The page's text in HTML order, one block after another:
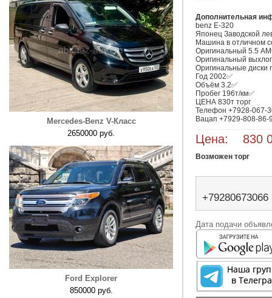
Mercedes-Benz V-Класс
2650000 руб.
Ford Explorer
850000 руб.
Дополнительная
benz E-320
Японец Заводской
Машина в отличном
Оригинальный 5.5
Оригинальный
Оригинальные диски
Год 2002✅
Объём 3.2✅
Пробег 196т/км✅
ЦЕНА 830т торг
Телефон +7928-067-
Вацап +7929-808-86-
Цена: 830
Возможен торг
+79280673066
Дата подачи